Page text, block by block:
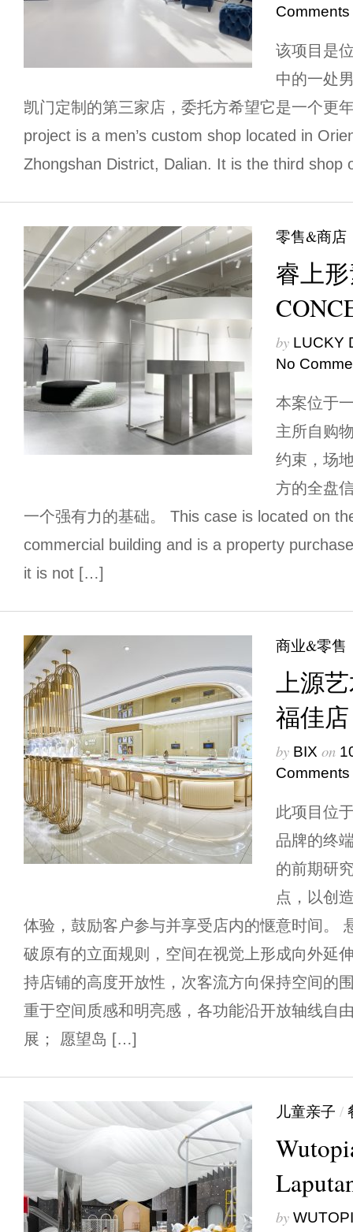
Comments
该项目是
中的一处
凯门定制的第三家店，委托方希望它是一个更
project is a men’s custom shop located in
Zhongshan District, Dalian. It is the third
零售&商店
睿上
by LUCKY
No
本案位于
主所自购
约束，场
方的全盘
一个强有力的基础。 This case is located on
commercial building and is a property
it is not […]
商业&零售
上源
福佳店
by BIX on
Comments
此项目位
品牌的终
的前期研
点，以创
体验，鼓励客户参与并享受店内的惬意时间。
破原有的立面规则，空间在视觉上形成向外延
持店铺的高度开放性，次客流方向保持空间的
重于空间质感和明亮感，各功能沿开放轴线自
展； 愿望岛 […]
儿童亲子 /
by